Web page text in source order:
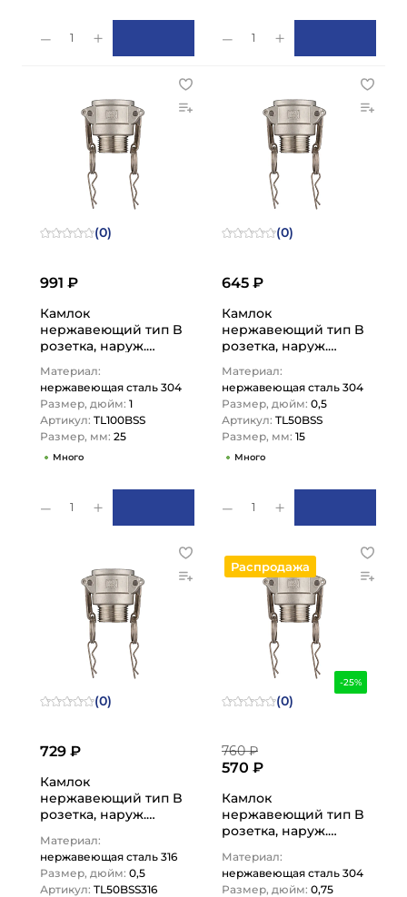
1 1
(0)
991 ₽
Камлок
нержавеющий тип B
розетка, наруж.
AISI304, TL100BSS
TITAN…
Материал:
нержавеющая сталь 304
Размер, дюйм: 1
Артикул: TL100BSS
Размер, мм: 25
Много
1
(0)
645 ₽
Камлок
нержавеющий тип B
розетка, наруж.
AISI304, TL50BSS
TITAN…
Материал:
нержавеющая сталь 304
Размер, дюйм: 0,5
Артикул: TL50BSS
Размер, мм: 15
Много
1
(0)
729 ₽
Камлок
нержавеющий тип B
розетка, наруж.
AISI316, TL50BSS316
TITAN…
Материал:
нержавеющая сталь 316
Размер, дюйм: 0,5
Артикул: TL50BSS316
-25%
Распродажа
(0)
760 ₽
570 ₽
Камлок
нержавеющий тип B
розетка, наруж.
AISI304, TL75BSS
TITAN…
Материал:
нержавеющая сталь 304
Размер, дюйм: 0,75